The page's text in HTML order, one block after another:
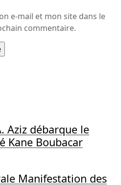
e-mail et mon site dans le
commentaire.
Aziz débarque le
Kane Boubacar
Manifestation des